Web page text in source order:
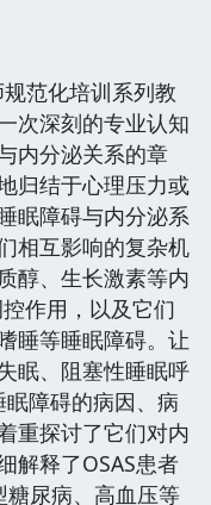
范化培训系列教
次深刻的专业认知
内分泌关系的章
归结于心理压力或
眠障碍与内分泌系
相互影响的复杂机
醇、生长激素等内
作用，以及它们
睡等睡眠障碍。让
眠、阻塞性睡眠呼
障碍的病因、病
重探讨了它们对内
解释了OSAS患者
尿病、高血压等